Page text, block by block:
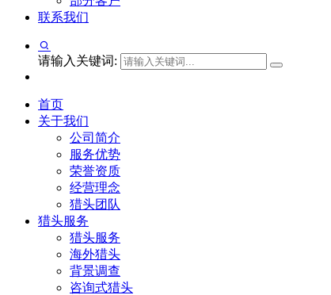
联系我们
请输入关键词:
首页
关于我们
公司简介
服务优势
荣誉资质
经营理念
猎头团队
猎头服务
猎头服务
海外猎头
背景调查
咨询式猎头